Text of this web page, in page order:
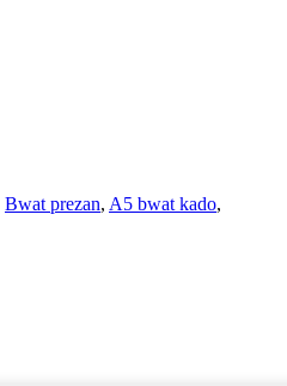
Bwat prezan, A5 bwat kado,